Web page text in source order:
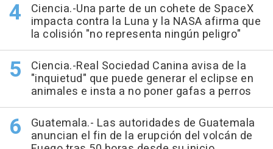
Ciencia.-Una parte de un cohete de SpaceX
impacta contra la Luna y la NASA afirma que
la colisión "no representa ningún peligro"
Ciencia.-Real Sociedad Canina avisa de la
"inquietud" que puede generar el eclipse en
animales e insta a no poner gafas a perros
Guatemala.- Las autoridades de Guatemala
anuncian el fin de la erupción del volcán de